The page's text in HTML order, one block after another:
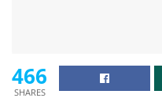
466
SHARES